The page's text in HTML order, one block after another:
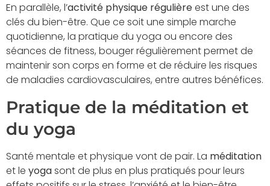
En parallèle, l’activité physique régulièreest une des
clés du bien-être. Que ce soit une simple marche
quotidienne, la pratique du yoga ou encore des
séances de fitness, bouger régulièrement permet de
maintenir son corps en forme et de réduire les risques
de maladies cardiovasculaires, entre autres bénéfices.
Pratique de la méditation et
du yoga
Santé mentale et physique vont de pair. La méditation
et le yogasont de plus en plus pratiqués pour leurs